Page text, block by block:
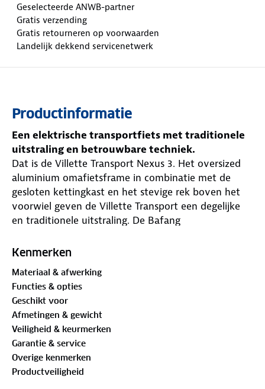
Geselecteerde ANWB-partner
Gratis verzending
Gratis retourneren op voorwaarden
Landelijk dekkend servicenetwerk
Productinformatie
Een elektrische transportfiets met traditionele
uitstraling en betrouwbare techniek.
Dat is de Villette Transport Nexus 3. Het oversized
aluminium omafietsframe in combinatie met de
gesloten kettingkast en het stevige rek boven het
voorwiel geven de Villette Transport een degelijke
en traditionele uitstraling. De Bafang
en de Shimano Nexus 3 versnellingsnaaf maken er
School, werk, boodschappen, vrije tijd
Wanneer je vrijwel dagelijks een eind moet fietsen
met een zware boekentas of een lading
boodschappen is de Villette Transporter een
uitkomst. De fiets is stevig, vergt niet al te veel
onderhoud en is gemakkelijk te bedienen. De
prijs/kwaliteitsverhouding is uitstekend en ook in je
vrije tijd zal deze e-bike van pas komen. De zit is
Kenmerken
Materiaal & afwerking
Functies & opties
Geschikt voor
Afmetingen & gewicht
Veiligheid & keurmerken
Garantie & service
Overige kenmerken
Productveiligheid